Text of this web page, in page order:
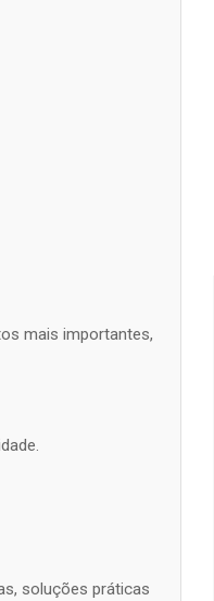
mais importantes,
soluções práticas